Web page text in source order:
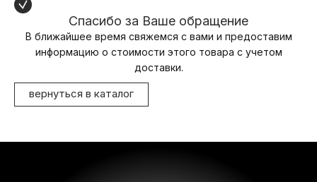
Спасибо за Ваше обращение
В ближайшее время свяжемся с вами и предоставим
информацию о стоимости этого товара с учетом
доставки.
вернуться в каталог